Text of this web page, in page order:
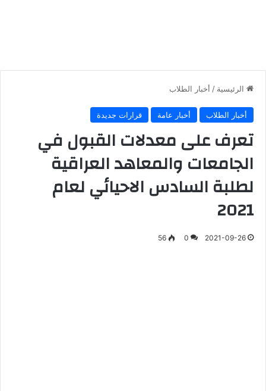
الرئيسية / أخبار الطلاب
أخبار الطلاب أخبار عامة قرارات جديدة
تعرف على معدلات القبول في
الجامعات والمعاهد العراقية
لطلبة السادس الاحيائي لعام
2021
2021-09-26
0
56